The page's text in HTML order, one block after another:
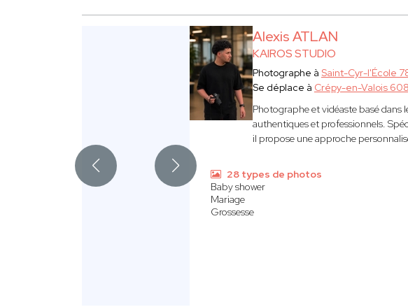
Alexis ATLAN
KAIROS STUDIO
Photographe à Saint-Cyr-l'École
Se déplace à Crépy-en-Valois
Photographe et vidéaste basé dans
authentiques et professionnels.
il propose une approche
28 types de photos
Baby shower
Mariage
Grossesse